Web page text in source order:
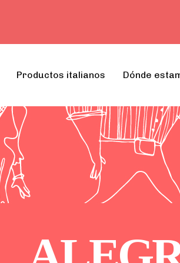
Productos italianos Dónde